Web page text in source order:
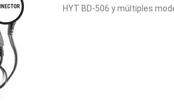
HYT BD-506 y múltiples